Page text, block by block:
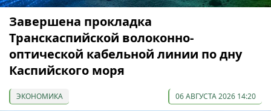
Завершена прокладка
Транскаспийской волоконно-
оптической кабельной линии по дну
Каспийского моря
ЭКОНОМИКА 06 АВГУСТА 2026 14:20